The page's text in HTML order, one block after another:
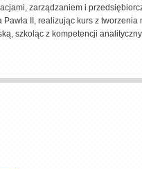
zarządzaniem i
II, realizując kurs z
szkoląc z kompetencji